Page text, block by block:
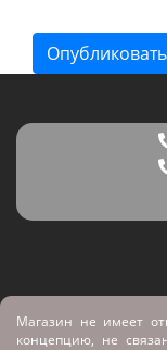
Магазин не имеет
концепцию, не